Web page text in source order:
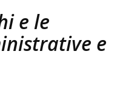
e le
e